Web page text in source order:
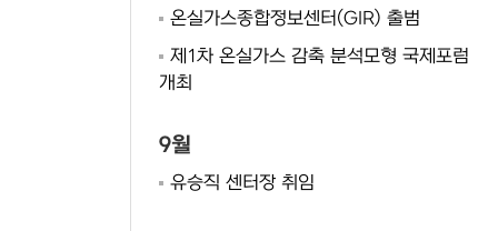
온실가스종합정보센터(GIR) 출범
제1차 온실가스 감축 분석모형 국제포럼
개최
9월
유승직 센터장 취임